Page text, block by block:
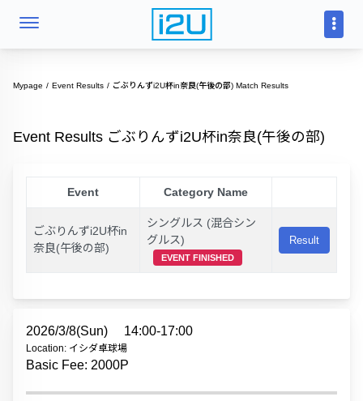
Mypage Event Results ごぶりんずi2U杯in奈良(午後の部) Match Results
Event Results ごぶりんずi2U杯in奈良(午後の部)
Event Category Name
ごぶりんずi2U杯in
奈良(午後の部)
シングルス (混合シン
グルス)
EVENT FINISHED
Result
2026/3/8(Sun) 14:00-17:00
Location: イシダ卓球場
Basic Fee: 2000P